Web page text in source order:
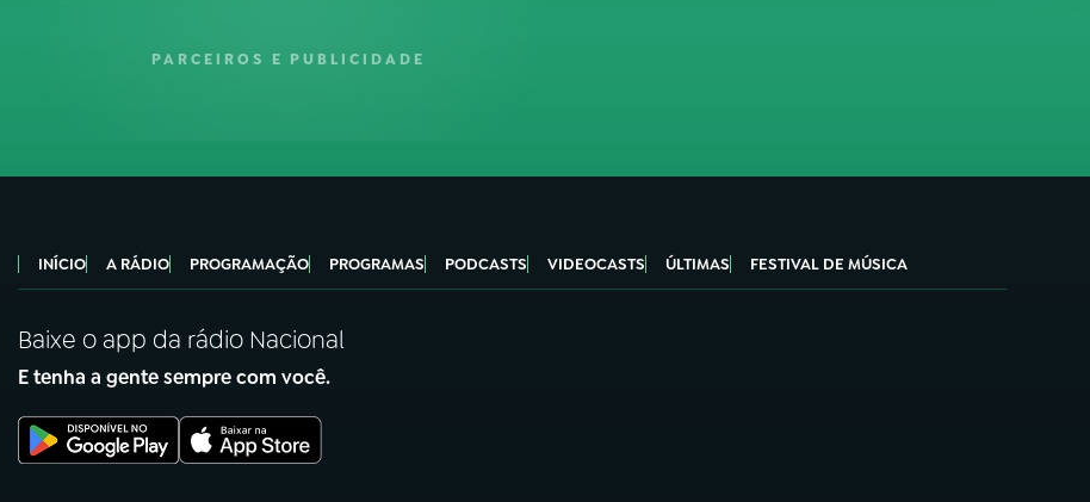
PARCEIROS E PUBLICIDADE
INÍCIO A RÁDIO PROGRAMAÇÃO PROGRAMAS PODCASTS VIDEOCASTS ÚLTIMAS FESTIVAL DE MÚSICA
Baixe o app da rádio Nacional
E tenha a gente sempre com você.